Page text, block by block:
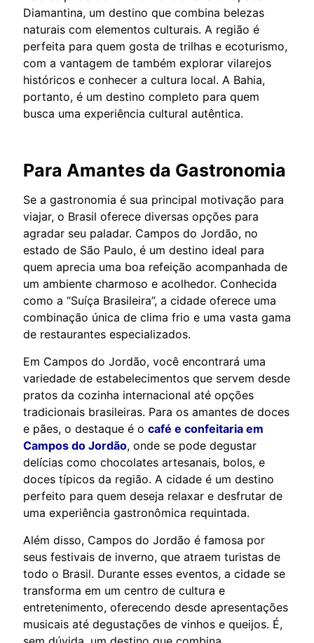
Diamantina, um destino que combina belezas
naturais com elementos culturais. A região é
perfeita para quem gosta de trilhas e ecoturismo,
com a vantagem de também explorar vilarejos
históricos e conhecer a cultura local. A Bahia,
portanto, é um destino completo para quem
busca uma experiência cultural autêntica.
Para Amantes da Gastronomia
Se a gastronomia é sua principal motivação para
viajar, o Brasil oferece diversas opções para
agradar seu paladar. Campos do Jordão, no
estado de São Paulo, é um destino ideal para
quem aprecia uma boa refeição acompanhada de
um ambiente charmoso e acolhedor. Conhecida
como a “Suíça Brasileira”, a cidade oferece uma
combinação única de clima frio e uma vasta gama
de restaurantes especializados.
Em Campos do Jordão, você encontrará uma
variedade de estabelecimentos que servem desde
pratos da cozinha internacional até opções
tradicionais brasileiras. Para os amantes de doces
e pães, o destaque é o café e confeitaria em
Campos do Jordão, onde se pode degustar
delícias como chocolates artesanais, bolos, e
doces típicos da região. A cidade é um destino
perfeito para quem deseja relaxar e desfrutar de
uma experiência gastronômica requintada.
Além disso, Campos do Jordão é famosa por
seus festivais de inverno, que atraem turistas de
todo o Brasil. Durante esses eventos, a cidade se
transforma em um centro de cultura e
entretenimento, oferecendo desde apresentações
musicais até degustações de vinhos e queijos. É,